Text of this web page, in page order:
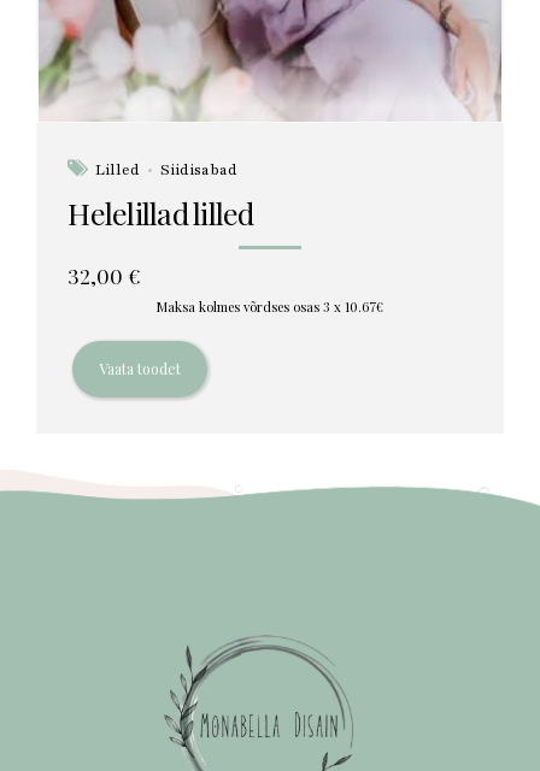
Lilled Siidisabad
Helelillad lilled
32,00 €
Maksa kolmes võrdses osas 3 x 10.67€
Vaata toodet